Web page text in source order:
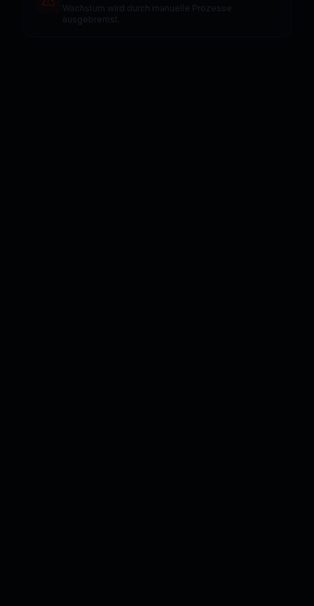
Wachstum wird durch manuelle Prozesse
ausgebremst.